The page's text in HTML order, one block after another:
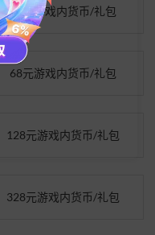
50元游戏内货币/礼包
68元游戏内货币/礼包
128元游戏内货币/礼包
328元游戏内货币/礼包